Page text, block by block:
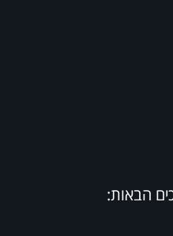
הבאות: